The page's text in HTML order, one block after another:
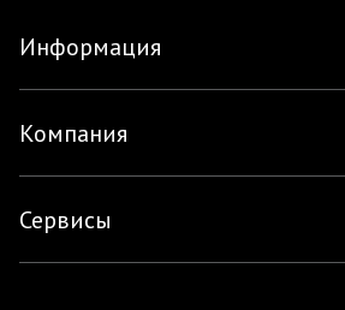
Информация
Компания
Сервисы